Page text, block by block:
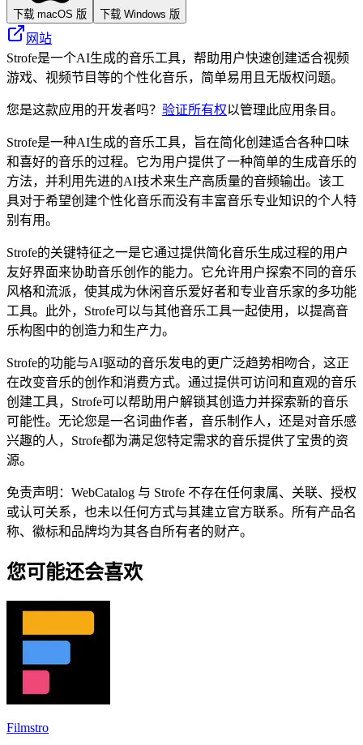
下载 macOS 版 下载 Windows 版
网站
Strofe是一个AI生成的音乐工具，帮助用户快速创建适合视频
游戏、视频节目等的个性化音乐，简单易用且无版权问题。
您是这款应用的开发者吗？ 验证所有权以管理此应用条目。
Strofe是一种AI生成的音乐工具，旨在简化创建适合各种口味
和喜好的音乐的过程。它为用户提供了一种简单的生成音乐的
方法，并利用先进的AI技术来生产高质量的音频输出。该工
具对于希望创建个性化音乐而没有丰富音乐专业知识的个人特
别有用。
Strofe的关键特征之一是它通过提供简化音乐生成过程的用户
友好界面来协助音乐创作的能力。它允许用户探索不同的音乐
风格和流派，使其成为休闲音乐爱好者和专业音乐家的多功能
工具。此外，Strofe可以与其他音乐工具一起使用，以提高音
乐构图中的创造力和生产力。
Strofe的功能与AI驱动的音乐发电的更广泛趋势相吻合，这正
在改变音乐的创作和消费方式。通过提供可访问和直观的音乐
创建工具，Strofe可以帮助用户解锁其创造力并探索新的音乐
可能性。无论您是一名词曲作者，音乐制作人，还是对音乐感
兴趣的人，Strofe都为满足您特定需求的音乐提供了宝贵的资
源。
免责声明：WebCatalog 与 Strofe 不存在任何隶属、关联、授权
或认可关系，也未以任何方式与其建立官方联系。所有产品名
称、徽标和品牌均为其各自所有者的财产。
您可能还会喜欢
Filmstro